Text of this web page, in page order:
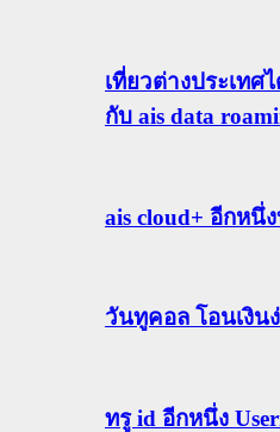
เที่ยวต่างประเทศ
กับ ais data
ais cloud+ อีกหนึ่
วันทูคอล โอนเงิน
ทรู id อีกหนึ่ง